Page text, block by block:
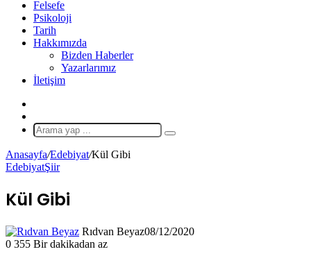
Felsefe
Psikoloji
Tarih
Hakkımızda
Bizden Haberler
Yazarlarımız
İletişim
Makale
Arama
Anasayfa/Edebiyat/Kül Gibi
EdebiyatŞiir
Kül Gibi
Rıdvan Beyaz08/12/2020
0 355 Bir dakikadan az